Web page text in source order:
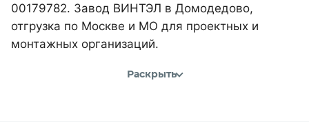
00179782. Завод ВИНТЭЛ в Домодедово,
отгрузка по Москве и МО для проектных и
монтажных организаций.
Раскрыть